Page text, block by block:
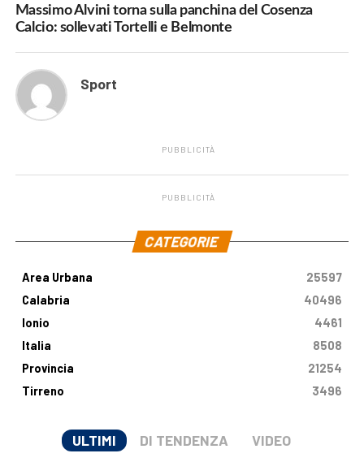
Massimo Alvini torna sulla panchina del Cosenza
Calcio: sollevati Tortelli e Belmonte
Sport
PUBBLICITÀ
PUBBLICITÀ
CATEGORIE
Area Urbana
25597
Calabria
40496
Ionio
4461
Italia
8508
Provincia
21254
Tirreno
3496
ULTIMI DI TENDENZA VIDEO